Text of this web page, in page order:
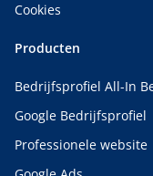
Cookies
Producten
Bedrijfsprofiel All-In
Google Bedrijfsprofiel
Professionele website